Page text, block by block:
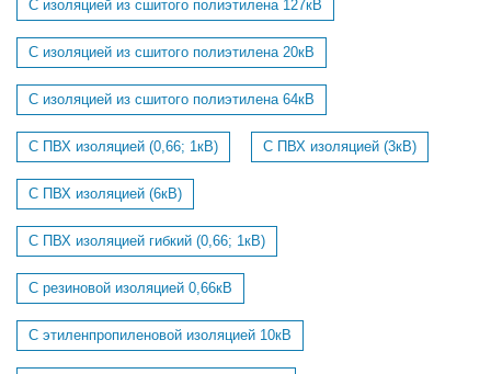
С изоляцией из сшитого полиэтилена 127кВ
С изоляцией из сшитого полиэтилена 20кВ
С изоляцией из сшитого полиэтилена 64кВ
С ПВХ изоляцией (0,66; 1кВ) С ПВХ изоляцией (3кВ)
С ПВХ изоляцией (6кВ)
С ПВХ изоляцией гибкий (0,66; 1кВ)
С резиновой изоляцией 0,66кВ
С этиленпропиленовой изоляцией 10кВ